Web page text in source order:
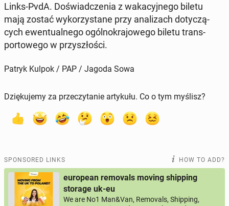
Links-PvdA. Doświad­czenia z waka­cyjnego biletu
mają zostać wyko­rzys­tane przy anal­izach doty­czą­
cych ewen­tu­al­nego ogól­nokra­jowego biletu trans­
portowego w przyszłoś­ci.
Patryk Kulpok / PAP / Jagoda Sowa
Dziękujemy za przeczytanie artykułu. Co o tym myślisz?
SPONSORED LINKS HOW TO ADD?
european removals moving shipping
storage uk-eu
We are No1 Man&Van, Removals, Shipping,